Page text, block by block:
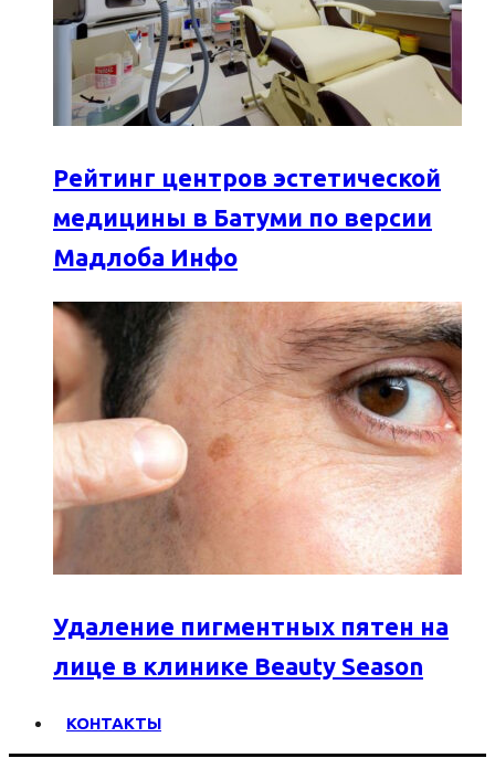
Рейтинг центров эстетической
медицины в Батуми по версии
Мадлоба Инфо
Удаление пигментных пятен на
лице в клинике Beauty Season
КОНТАКТЫ